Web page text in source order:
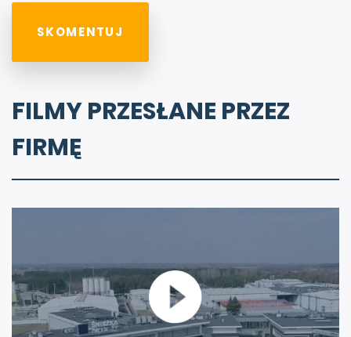
FILMY PRZESŁANE PRZEZ
FIRMĘ